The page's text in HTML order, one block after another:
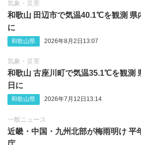
気象・災害
和歌山 田辺市で気温40.1℃を観測 県
に
和歌山県 2026年8月2日13:07
気象・災害
和歌山 古座川町で気温35.1℃を観測
日に
和歌山県 2026年7月12日13:14
一般ニュース
近畿・中国・九州北部が梅雨明け 平